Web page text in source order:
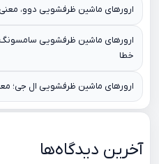
ارورهای ماشین ظرفشویی دوو،
ارورهای ماشین ظرفشویی
خطا
ارورهای ماشین ظرفشویی ال جی؛
آخرین دیدگاه‌ها